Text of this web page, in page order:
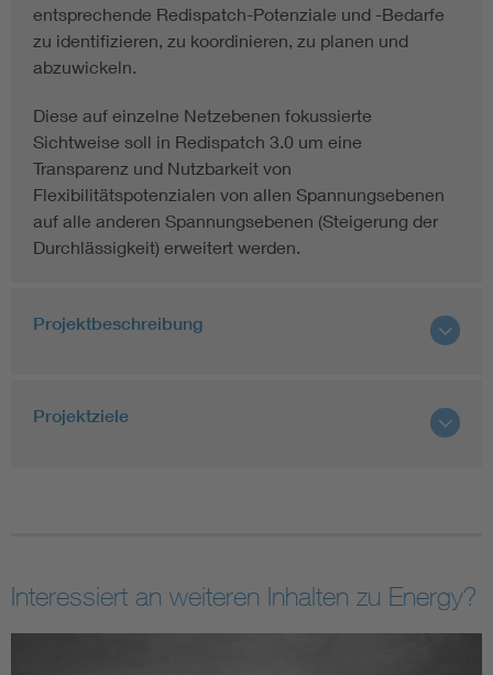
entsprechende Redispatch-Potenziale und -Bedarfe
zu identifizieren, zu koordinieren, zu planen und
abzuwickeln.
Diese auf einzelne Netzebenen fokussierte
Sichtweise soll in Redispatch 3.0 um eine
Transparenz und Nutzbarkeit von
Flexibilitätspotenzialen von allen Spannungsebenen
auf alle anderen Spannungsebenen (Steigerung der
Durchlässigkeit) erweitert werden.
Projektbeschreibung
Projektziele
Interessiert an weiteren Inhalten zu Energy?